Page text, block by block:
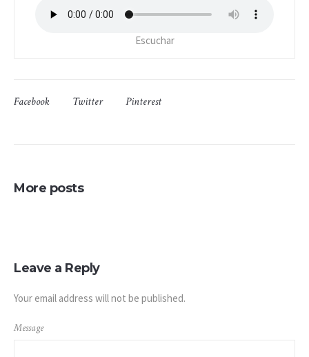
Escuchar
Facebook Twitter Pinterest
More posts
Leave a Reply
Your email address will not be published.
Message